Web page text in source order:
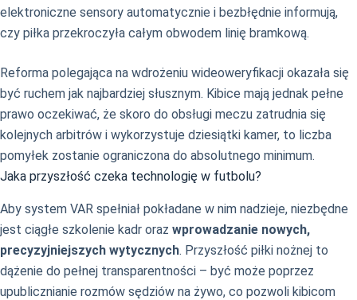
elektroniczne sensory automatycznie i bezbłędnie informują,
czy piłka przekroczyła całym obwodem linię bramkową.
Reforma polegająca na wdrożeniu wideoweryfikacji okazała się
być ruchem jak najbardziej słusznym. Kibice mają jednak pełne
prawo oczekiwać, że skoro do obsługi meczu zatrudnia się
kolejnych arbitrów i wykorzystuje dziesiątki kamer, to liczba
pomyłek zostanie ograniczona do absolutnego minimum.
Jaka przyszłość czeka technologię w futbolu?
Aby system VAR spełniał pokładane w nim nadzieje, niezbędne
jest ciągłe szkolenie kadr oraz wprowadzanie nowych,
precyzyjniejszych wytycznych. Przyszłość piłki nożnej to
dążenie do pełnej transparentności – być może poprzez
upublicznianie rozmów sędziów na żywo, co pozwoli kibicom